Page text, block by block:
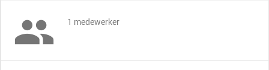
 1 medewerker